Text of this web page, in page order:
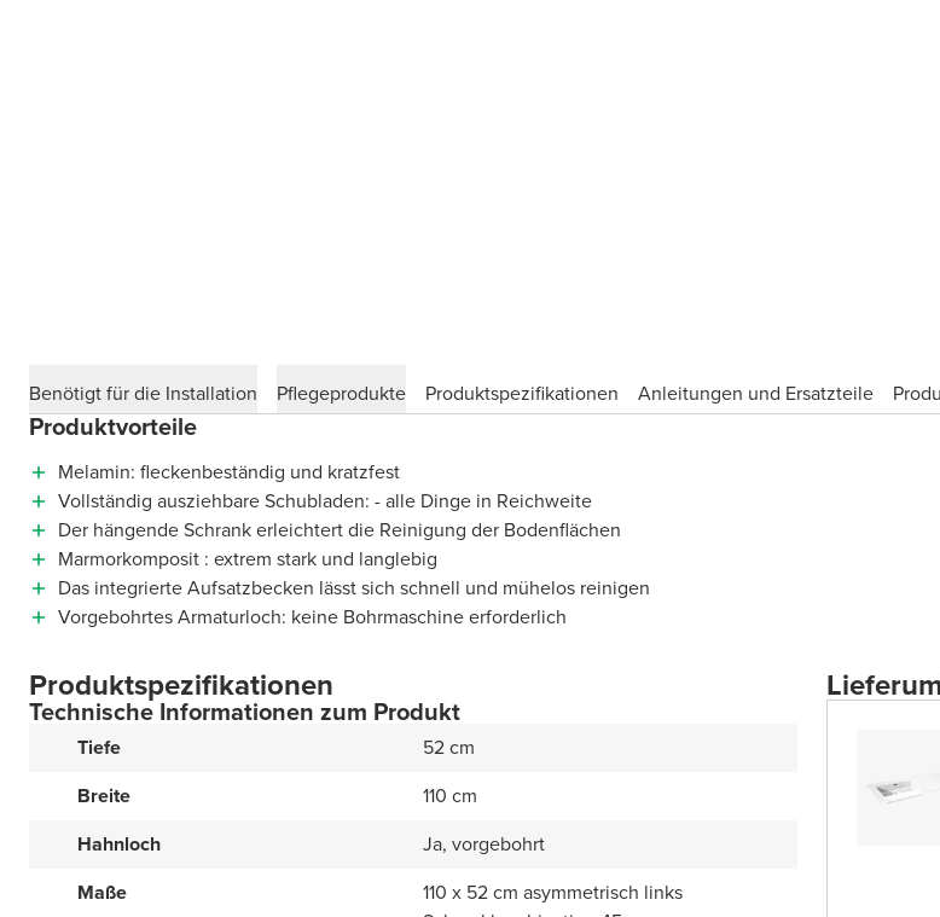
Benötigt für die Installation
Pflegeprodukte Produktspezifikationen Anleitungen und Ersatzteile
Produktvorteile
Melamin: fleckenbeständig und kratzfest
Vollständig ausziehbare Schubladen: - alle Dinge in Reichweite
Der hängende Schrank erleichtert die Reinigung der Bodenflächen
Marmorkomposit : extrem stark und langlebig
Das integrierte Aufsatzbecken lässt sich schnell und mühelos reinigen
Vorgebohrtes Armaturloch: keine Bohrmaschine erforderlich
Produktspezifikationen
Technische Informationen zum Produkt
Tiefe
52 cm
Breite
110 cm
Hahnloch
Ja, vorgebohrt
Maße
110 x 52 cm asymmetrisch links